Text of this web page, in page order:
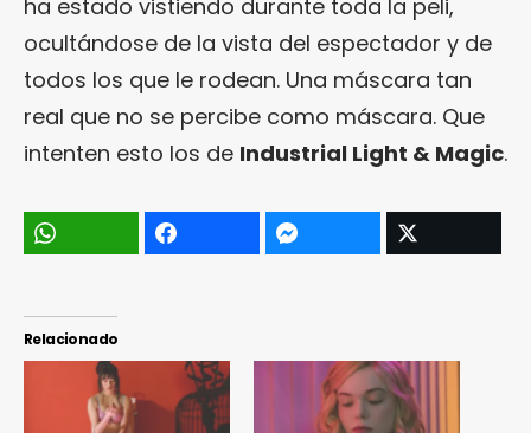
ha estado vistiendo durante toda la peli,
ocultándose de la vista del espectador y de
todos los que le rodean. Una máscara tan
real que no se percibe como máscara. Que
intenten esto los de Industrial Light & Magic.
Relacionado